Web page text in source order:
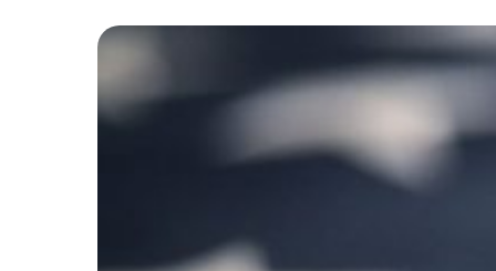
Konfuzianern